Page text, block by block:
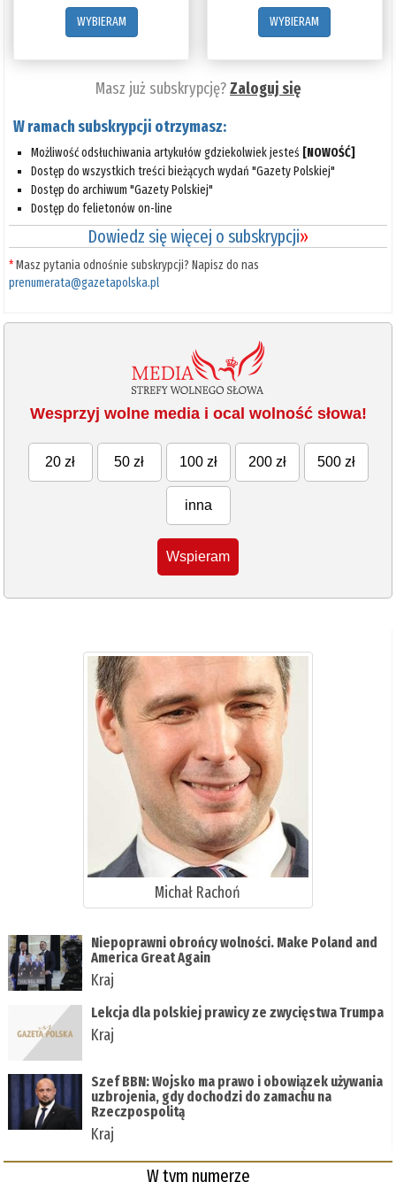
WYBIERAM
WYBIERAM
Masz już subskrypcję?Zaloguj się
W ramach subskrypcji otrzymasz:
Możliwość odsłuchiwania artykułów gdziekolwiek jesteś [NOWOŚĆ]
Dostęp do wszystkich treści bieżących wydań "Gazety Polskiej"
Dostęp do archiwum "Gazety Polskiej"
Dostęp do felietonów on-line
Dowiedz się więcej o subskrypcji»
*Masz pytania odnośnie subskrypcji? Napisz do nas
prenumerata@gazetapolska.pl
Wesprzyj wolne media i ocal wolność słowa!
20 zł 50 zł 100 zł 200 zł 500 zł
inna
Wspieram
Michał Rachoń
Niepoprawni obrońcy wolności. Make Poland and
America Great Again
Kraj
Lekcja dla polskiej prawicy ze zwycięstwa Trumpa
Kraj
Szef BBN: Wojsko ma prawo i obowiązek używania
uzbrojenia, gdy dochodzi do zamachu na
Rzeczpospolitą
Kraj
W tym numerze